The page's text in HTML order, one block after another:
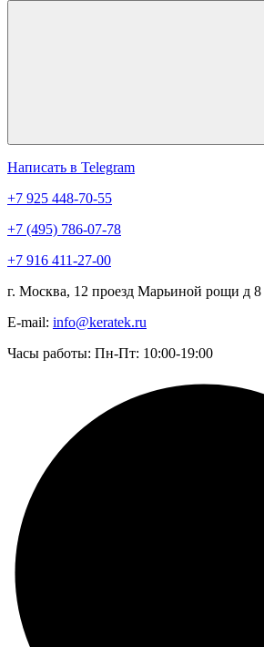
Написать в Telegram
+7 925 448-70-55
+7 (495) 786-07-78
+7 916 411-27-00
г. Москва, 12 проезд Марьиной рощи д 8
E-mail: info@keratek.ru
Часы работы: Пн-Пт: 10:00-19:00